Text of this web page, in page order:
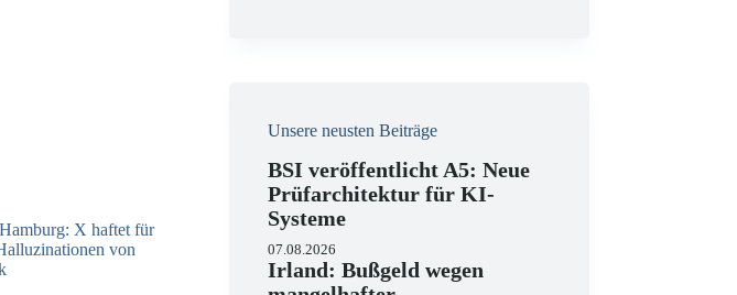
X haftet für
von
Unsere neusten Beiträge
BSI veröffentlicht A5: Neue
Prüfarchitektur für KI-
Systeme
07.08.2026
Irland: Bußgeld wegen